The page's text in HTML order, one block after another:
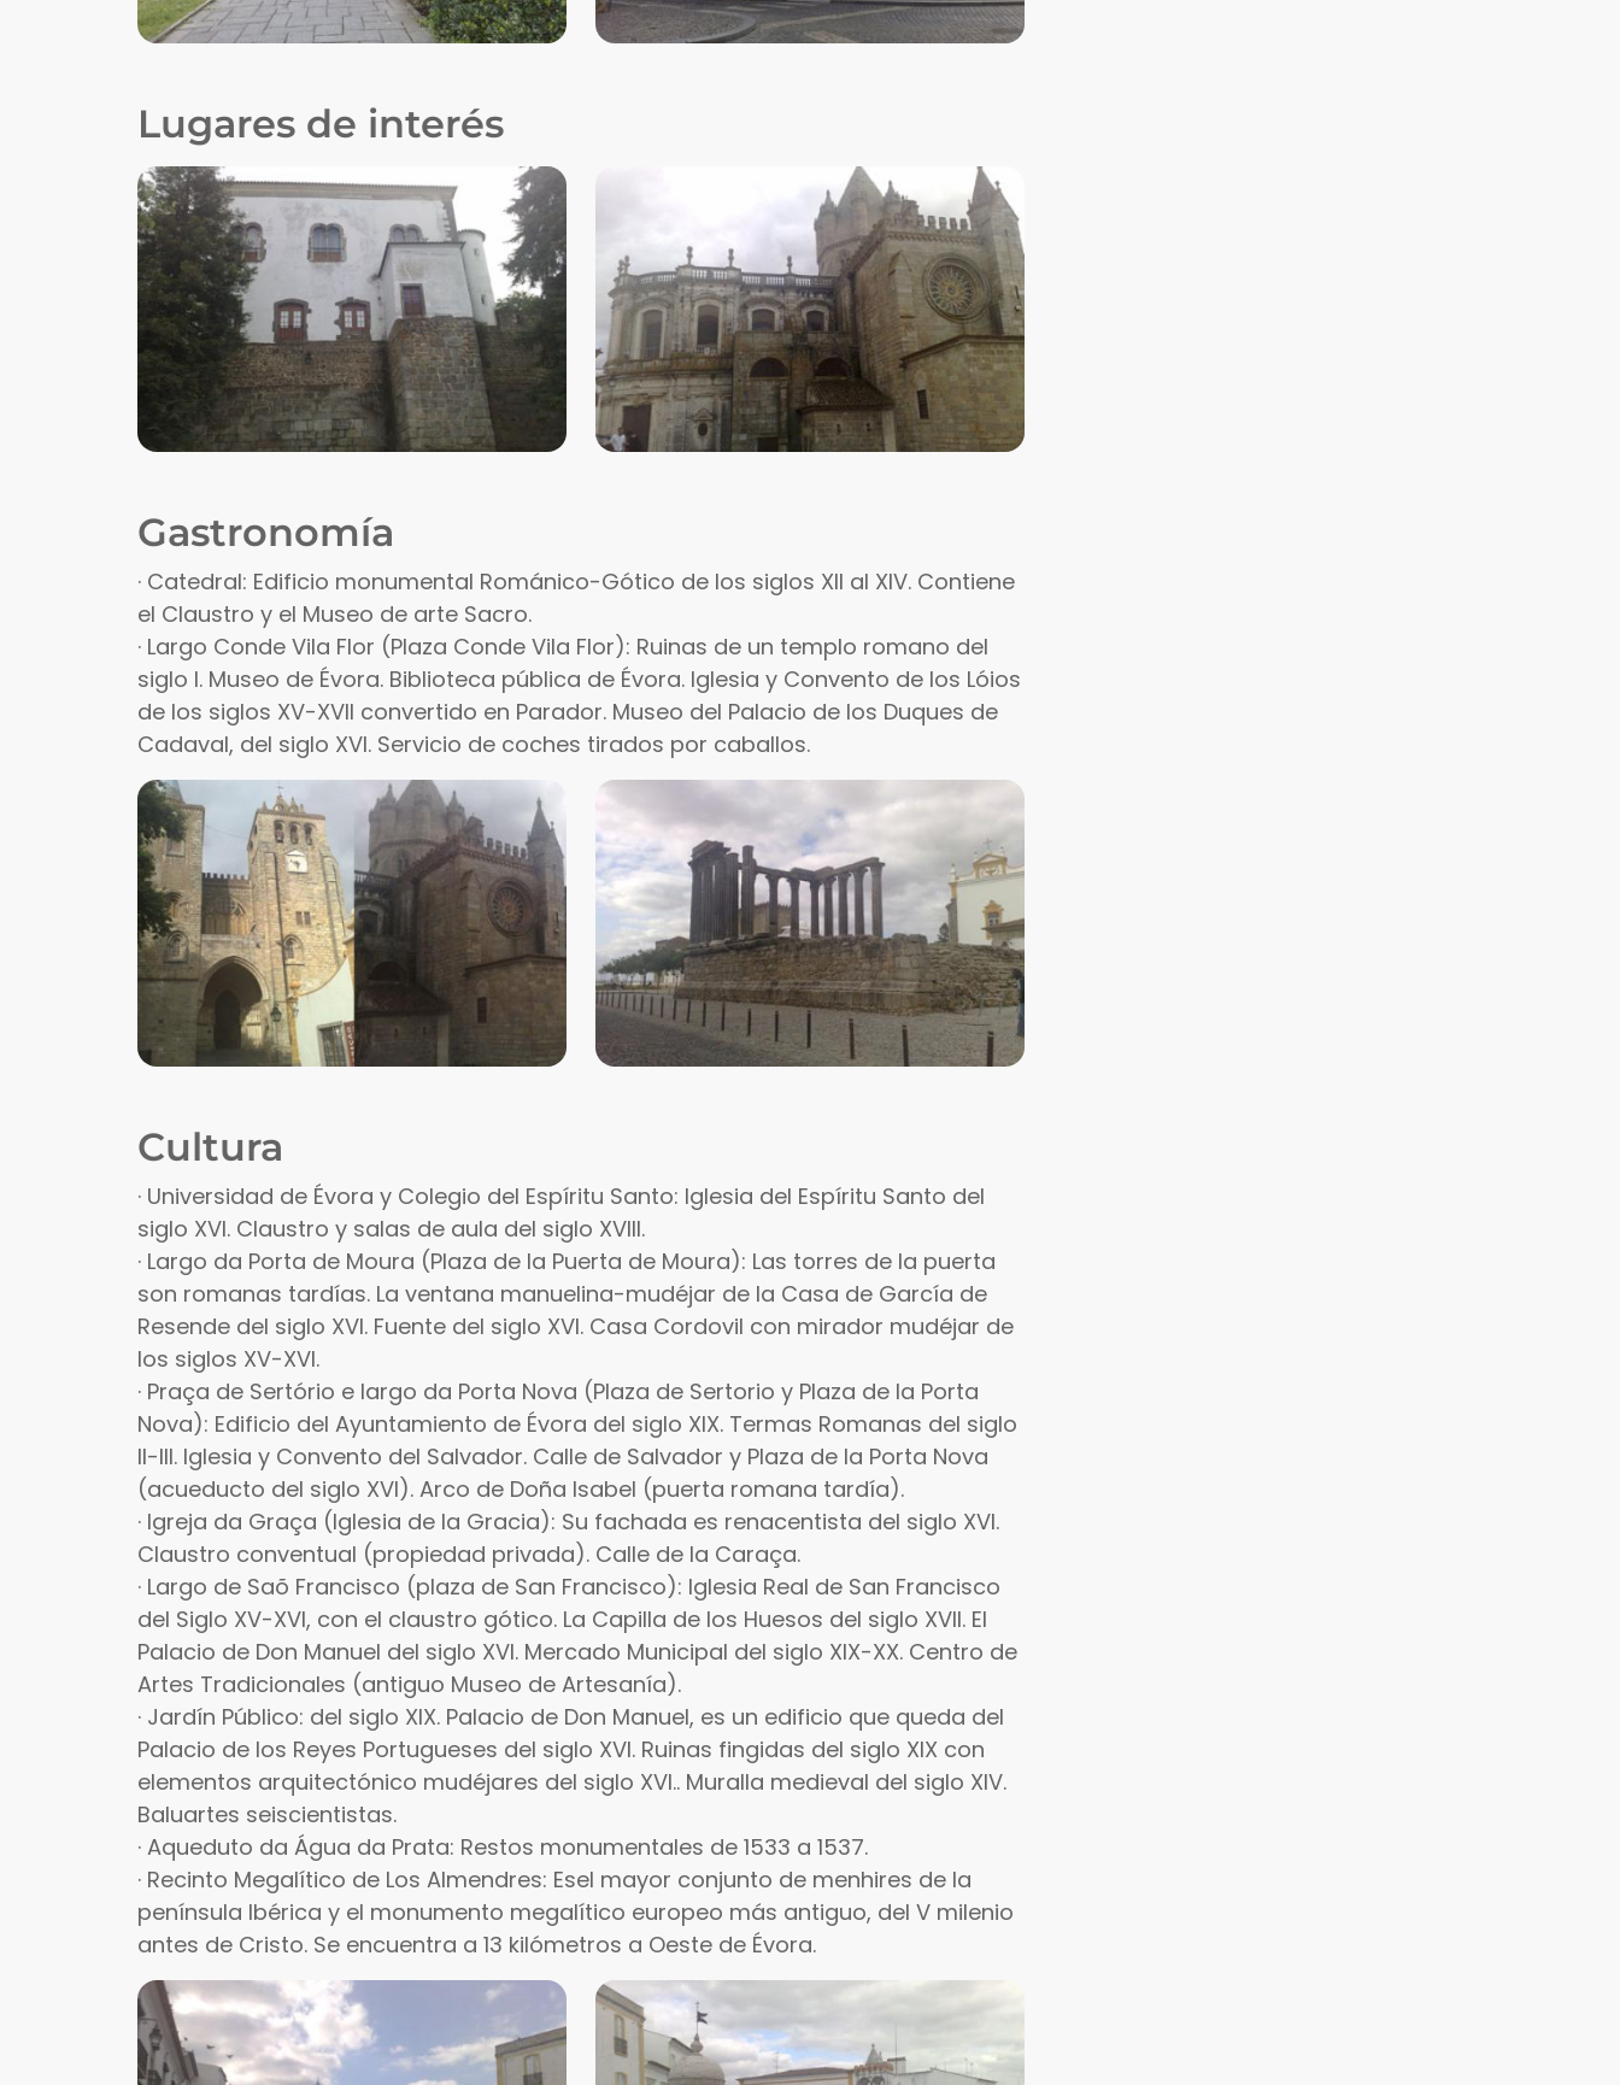
Lugares de interés
Gastronomía
· Catedral: Edificio monumental Románico-Gótico de los siglos XII al XIV. Contiene
el Claustro y el Museo de arte Sacro.
· Largo Conde Vila Flor (Plaza Conde Vila Flor): Ruinas de un templo romano del
siglo I. Museo de Évora. Biblioteca pública de Évora. Iglesia y Convento de los Lóios
de los siglos XV-XVII convertido en Parador. Museo del Palacio de los Duques de
Cadaval, del siglo XVI. Servicio de coches tirados por caballos.
Cultura
· Universidad de Évora y Colegio del Espíritu Santo: Iglesia del Espíritu Santo del
siglo XVI. Claustro y salas de aula del siglo XVIII.
· Largo da Porta de Moura (Plaza de la Puerta de Moura): Las torres de la puerta
son romanas tardías. La ventana manuelina-mudéjar de la Casa de García de
Resende del siglo XVI. Fuente del siglo XVI. Casa Cordovil con mirador mudéjar de
los siglos XV-XVI.
· Praça de Sertório e largo da Porta Nova (Plaza de Sertorio y Plaza de la Porta
Nova): Edificio del Ayuntamiento de Évora del siglo XIX. Termas Romanas del siglo
II-III. Iglesia y Convento del Salvador. Calle de Salvador y Plaza de la Porta Nova
(acueducto del siglo XVI). Arco de Doña Isabel (puerta romana tardía).
· Igreja da Graça (Iglesia de la Gracia): Su fachada es renacentista del siglo XVI.
Claustro conventual (propiedad privada). Calle de la Caraça.
· Largo de Saõ Francisco (plaza de San Francisco): Iglesia Real de San Francisco
del Siglo XV-XVI, con el claustro gótico. La Capilla de los Huesos del siglo XVII. El
Palacio de Don Manuel del siglo XVI. Mercado Municipal del siglo XIX-XX. Centro de
Artes Tradicionales (antiguo Museo de Artesanía).
· Jardín Público: del siglo XIX. Palacio de Don Manuel, es un edificio que queda del
Palacio de los Reyes Portugueses del siglo XVI. Ruinas fingidas del siglo XIX con
elementos arquitectónico mudéjares del siglo XVI.. Muralla medieval del siglo XIV.
Baluartes seiscientistas.
· Aqueduto da Água da Prata: Restos monumentales de 1533 a 1537.
· Recinto Megalítico de Los Almendres: Esel mayor conjunto de menhires de la
península Ibérica y el monumento megalítico europeo más antiguo, del V milenio
antes de Cristo. Se encuentra a 13 kilómetros a Oeste de Évora.